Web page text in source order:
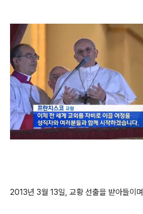
2013년 3월 13일, 교황 선출을 받아들이며,